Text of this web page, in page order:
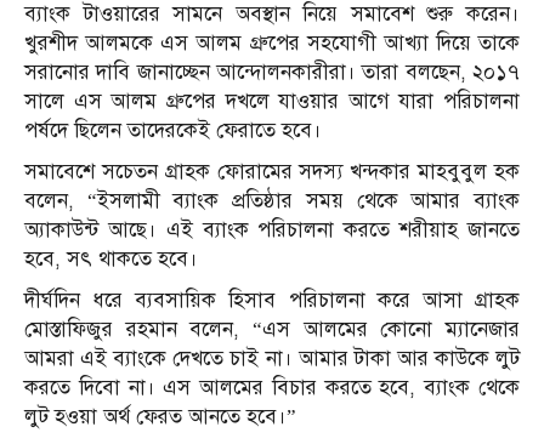
ব্যাংক টাওয়ারের সামনে অবস্থান নিয়ে সমাবেশ শুরু করেন।
খুরশীদ আলমকে এস আলম গ্রুপের সহযোগী আখ্যা দিয়ে তাকে
সরানোর দাবি জানাচ্ছেন আন্দোলনকারীরা। তারা বলছেন, ২০১৭
সালে এস আলম গ্রুপের দখলে যাওয়ার আগে যারা পরিচালনা
পর্ষদে ছিলেন তাদেরকেই ফেরাতে হবে।
সমাবেশে সচেতন গ্রাহক ফোরামের সদস্য খন্দকার মাহবুবুল হক
বলেন, “ইসলামী ব্যাংক প্রতিষ্ঠার সময় থেকে আমার ব্যাংক
অ্যাকাউন্ট আছে। এই ব্যাংক পরিচালনা করতে শরীয়াহ জানতে
হবে, সৎ থাকতে হবে।
দীর্ঘদিন ধরে ব্যবসায়িক হিসাব পরিচালনা করে আসা গ্রাহক
মোস্তাফিজুর রহমান বলেন, “এস আলমের কোনো ম্যানেজার
আমরা এই ব্যাংকে দেখতে চাই না। আমার টাকা আর কাউকে লুট
করতে দিবো না। এস আলমের বিচার করতে হবে, ব্যাংক থেকে
লুট হওয়া অর্থ ফেরত আনতে হবে।”